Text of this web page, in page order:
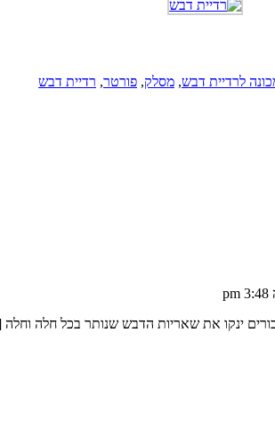
לרדיית דבש, מסלק, פורטר, רדיית דבש
ינקו את שאריות הדבש שנותר בכל חלה